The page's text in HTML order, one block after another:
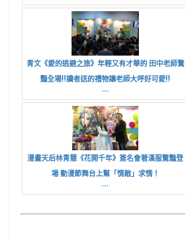
青文《愛的逃避之旅》年輕又有才華的 田中老師驚
豔全場!!讀者送的禮物讓老師大呼好可愛!!
...
漫畫天后林青慧《花開千年》簽名會著漢服驚豔登
場 動漫節舞台上幫「情敵」求情！
...